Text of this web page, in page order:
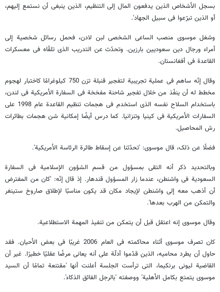
بسجل الأشخاص الذین یدفعون المال إلی التنظیم، الذین ینبغی أن نستمع إلیهم،
أو الذین تبرّعوا فی سبیل الجهاد'.
وشغل موسوی منصب الساعی الشخصی لبن لادن، فحمل رسائل شخصیة إلی
أمراء ورجال دین سعودیین بارزین. وتحدّث عن التدریب الذی تلقّاه فی معسکرات
القاعدة فی أفغانستان.
وقال إنّه ساهم فی عملیة تجریبیة لتفجیر قنبلة تزن 750 کیلوغرامًا کاختبار لهجوم
مخطط له أن ینفّذ من خلال تفجیر شاحنة مفخخة فی السفارة الأمریکیة فی لندن،
باستخدام السلاح نفسه الذی استخدم فی هجمات تنظیم القاعدة عام 1998 علی
السفارات الأمریکیة فی کینیا وتنزانیا. کما درس أیضًا إمکانیة شن هجمات بطائرات
رش المحاصیل.
فضلًا عن ذلک، قال موسوی: 'تحدّثنا عن إسقاط طائرة الرئاسة الأمریکیة'.
وبالتحدید ذکر أنه التقی بمسؤول من قسم الشؤون الإسلامیة فی السفارة
السعودیة فی واشنطن، عندما زار المسؤول قندهار. إذ قال إنّه: 'کان من المفترض
أن أذهب معه إلی واشنطن لإیجاد مکان قد یکون مناسبًا لإطلاق صاروخ ستینغر
والتمکن من الهرب بعدها'.
وقال موسوی إنه اعتقل قبل أن یتمکن من تنفیذ المهمة الاستطلاعیة.
کان تصرف موسوی أثناء محاکمته فی العام 2006 غریبًا فی بعض الأحیان. فقد
حاول أن یطرد محامیه، الذین قدّموا أدلّة علی أنه یعانی مرضًا عقلیًا خطیرًا. غیر أن
القاضیة لیونی برنکیما، التی ترأست الجلسة أعلنت أنها 'مقتنعة تمامًا أن السید
موسوی یتمتع بکامل الأهلیة' ووصفته 'بالرجل الفائق الذکاء'.